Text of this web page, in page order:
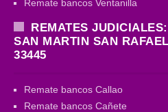
Remate bancos Ventanilla
REMATES
SAN MARTIN SAN
33445
Remate bancos Callao
Remate bancos Cañete